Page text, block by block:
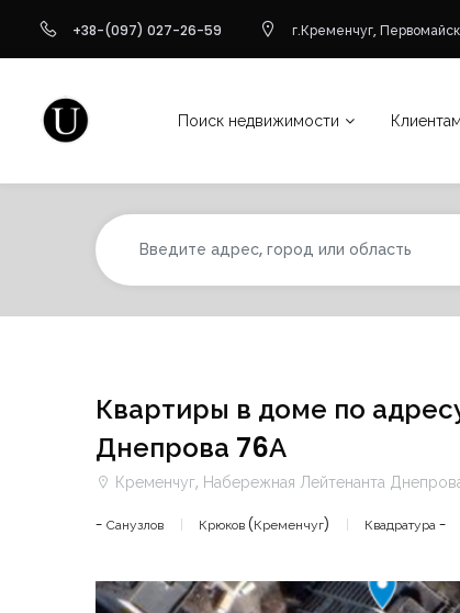
+38-(097) 027-26-59 г.Кременчуг,
Поиск недвижимости Клиентам
Квартиры в доме по
Днепрова 76А
Кременчуг, Набережная Лейтенанта
- Санузлов Крюков (Кременчуг) Квадратура -